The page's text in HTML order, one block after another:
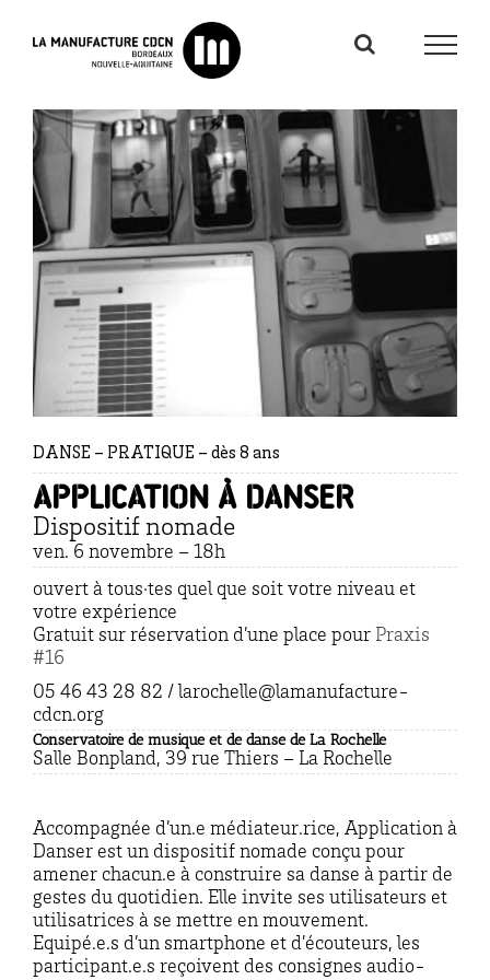
DANSE – PRATIQUE – dès 8 ans
Application À Danser
Dispositif nomade
ven. 6 novembre – 18h
ouvert à tous·tes quel que soit votre niveau et
votre expérience
Gratuit sur réservation d’une place pour Praxis
#16
05 46 43 28 82 / larochelle@lamanufacture-
cdcn.org
Conservatoire de musique et de danse de La Rochelle
Salle Bonpland, 39 rue Thiers – La Rochelle
Accompagnée d’un.e médiateur.rice, Application à
Danser est un dispositif nomade conçu pour
amener chacun.e à construire sa danse à partir de
gestes du quotidien. Elle invite ses utilisateurs et
utilisatrices à se mettre en mouvement.
Equipé.e.s d’un smartphone et d’écouteurs, les
participant.e.s reçoivent des consignes audio-